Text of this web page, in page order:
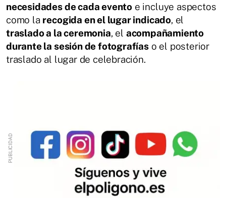
necesidades de cada evento e incluye aspectos
como la recogida en el lugar indicado, el
traslado a la ceremonia, el acompañamiento
durante la sesión de fotografíaso el posterior
traslado al lugar de celebración.